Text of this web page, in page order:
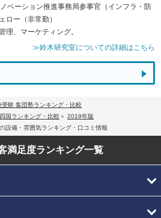
ベーション推進事務局参事官（インフラ・防
ロー（非常勤）
理、マーケティング。
≫鈴木研究室についての詳細はこちら
受験 集団塾ランキング・比較
国ランキング・比較
2019年版
設備・雰囲気ランキング・口コミ情報
満足度ランキング一覧